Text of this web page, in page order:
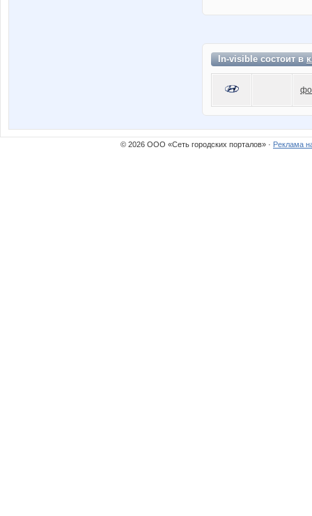
In-visible состоит в
© 2026 ООО «Сеть городских порталов» · Реклама